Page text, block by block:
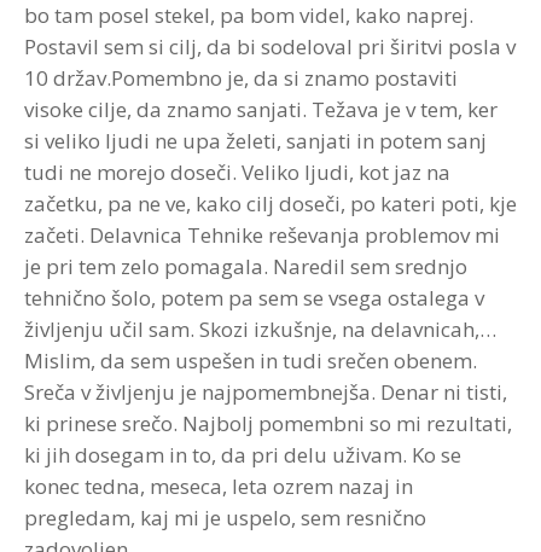
bo tam posel stekel, pa bom videl, kako naprej.
Postavil sem si cilj, da bi sodeloval pri širitvi posla v
10 držav.Pomembno je, da si znamo postaviti
visoke cilje, da znamo sanjati. Težava je v tem, ker
si veliko ljudi ne upa želeti, sanjati in potem sanj
tudi ne morejo doseči. Veliko ljudi, kot jaz na
začetku, pa ne ve, kako cilj doseči, po kateri poti, kje
začeti. Delavnica Tehnike reševanja problemov mi
je pri tem zelo pomagala. Naredil sem srednjo
tehnično šolo, potem pa sem se vsega ostalega v
življenju učil sam. Skozi izkušnje, na delavnicah,…
Mislim, da sem uspešen in tudi srečen obenem.
Sreča v življenju je najpomembnejša. Denar ni tisti,
ki prinese srečo. Najbolj pomembni so mi rezultati,
ki jih dosegam in to, da pri delu uživam. Ko se
konec tedna, meseca, leta ozrem nazaj in
pregledam, kaj mi je uspelo, sem resnično